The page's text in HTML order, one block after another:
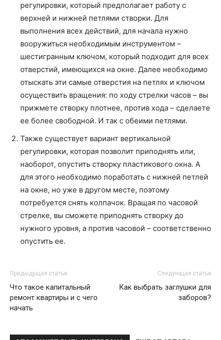
регулировки, который предполагает работу с
верхней и нижней петлями створки. Для
выполнения всех действий, для начала нужно
вооружиться необходимым инструментом –
шестигранным ключом, который подходит для всех
отверстий, имеющихся на окне. Далее необходимо
отыскать эти самые отверстия на петлях и ключом
осуществить вращения: по ходу стрелки часов – вы
прижмете створку плотнее, против хода – сделаете
ее более свободной. И так с обеими петлями.
Также существует вариант вертикальной
регулировки, которая позволит приподнять или,
наоборот, опустить створку пластикового окна. А
для этого необходимо поработать с нижней петлей
на окне, но уже в другом месте, поэтому
потребуется снять колпачок. Вращая по часовой
стрелке, вы сможете приподнять створку до
нужного уровня, а против часовой – соответственно
опустить ее.
Предыдущая статья
Что такое капитальный
ремонт квартиры и с чего
начать
Следующая статья
Как выбрать заглушки для
заборов?